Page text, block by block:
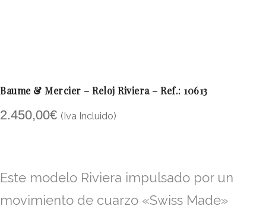
Baume & Mercier – Reloj Riviera – Ref.: 10613
2.450,00€ (Iva Incluido)
Este modelo Riviera impulsado por un
movimiento de cuarzo «Swiss Made»